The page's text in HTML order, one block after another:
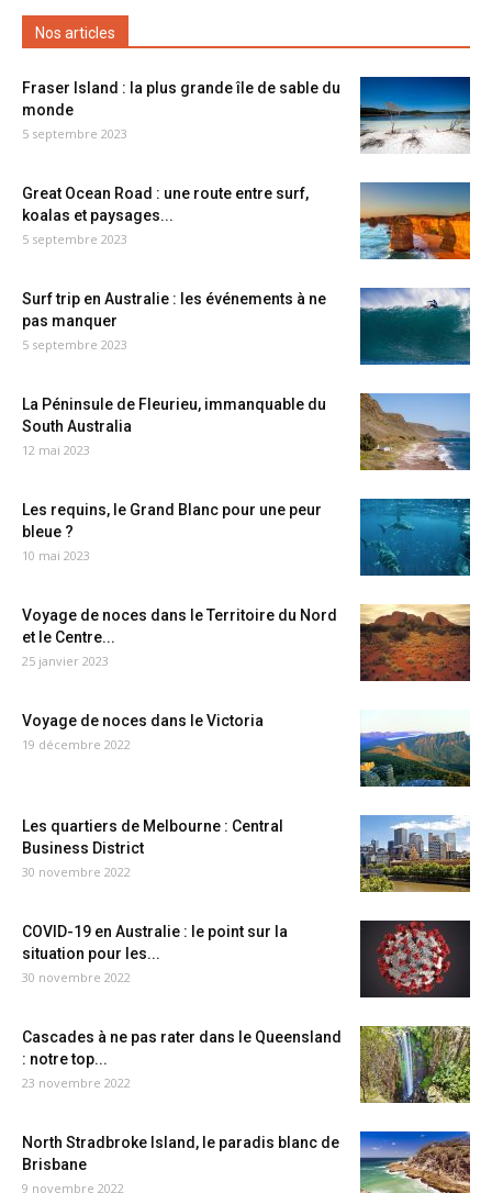
Nos articles
Fraser Island : la plus grande île de sable du
monde
5 septembre 2023
Great Ocean Road : une route entre surf,
koalas et paysages...
5 septembre 2023
Surf trip en Australie : les événements à ne
pas manquer
5 septembre 2023
La Péninsule de Fleurieu, immanquable du
South Australia
12 mai 2023
Les requins, le Grand Blanc pour une peur
bleue ?
10 mai 2023
Voyage de noces dans le Territoire du Nord
et le Centre...
25 janvier 2023
Voyage de noces dans le Victoria
19 décembre 2022
Les quartiers de Melbourne : Central
Business District
30 novembre 2022
COVID-19 en Australie : le point sur la
situation pour les...
30 novembre 2022
Cascades à ne pas rater dans le Queensland
: notre top...
23 novembre 2022
North Stradbroke Island, le paradis blanc de
Brisbane
9 novembre 2022